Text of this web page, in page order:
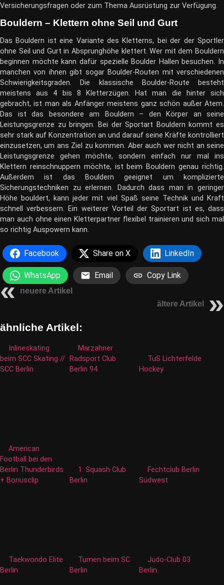
Versicherungsfragen oder zum Thema Ausrüstung zur Verfügung.
Bouldern – Klettern ohne Seil und Gurt
Das Bouldern ist eine Variante des Kletterns, bei der der Sportler
ohne Seil und Gurt in Absprunghöhe klettert. Wer mit dem Bouldern
beginnen möchte kann dafür spezielle Boulder Hallen besuchen. In
manchen von ihnen gibt sogar Boulder-Routen mit verschiedenen
Schwierigkeitsgraden. Die klassische Boulder-Route besteht
meistens aus 4 bis 8 Kletterzügen. Hat man die hinter sich
gebracht, ist man als Anfänger meistens ganz schön außer Atem.
Das ist das besondere am Bouldern – den Körper an seine
Leistungsgrenze zu bringen. Bei der Sportart Bouldern kommt es
sehr stark auf Konzentration an und darauf seine Kräfte kontrolliert
einzusetzen, um ans Ziel zu kommen. Aber auch wer nicht an seine
Leistungsgrenze gehen möchte, sondern einfach nur mal ins
Klettern reinschnuppern möchte, ist beim Bouldern genau richtig.
Außerdem ist das Bouldern geeignet um komplizierte
Sicherungstechniken zu erlernen. Dadurch dass man in geringer
Höhe bouldert, kann jeder mit viel Spaß seine Technik und Kraft
schnell verbessern. Ein weiterer Vorteil der Sportart ist es, dass
man auch ohne einen Kletterpartner flexibel trainieren und sich mal
so richtig Auspowern kann.
Facebook Share on X LinkedIn
WhatsApp Email Copy Link
neuere Artikel
ältere Artikel
ähnliche Artikel:
Inlineskating
beim SCC Skating //
SCC Berlin
Marzahner
Radsport Club
Berlin 94
TuS Lichterfelde
Hockey
American
Football bei den
Berlin Thunderbirds
+ Bonusclip
1. Squash Club
Berlin
Fechtclub Berlin
Südwest
Taekwondo Elite
Berlin
Turnen beim SC
Berlin
Judo-Club 03
Berlin